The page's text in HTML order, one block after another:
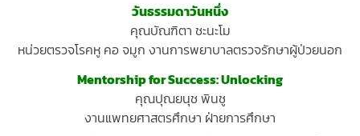
วันธรรมดาวันหนึ่ง
คุณบัณฑิตา ชะนะโม
หน่วยตรวจโรคหู คอ จมูก งานการพยาบาลตรวจรักษาผู้ป่วยนอก
Mentorship for Success: Unlocking
คุณปุณยนุช พินชู
งานแพทยศาสตรศึกษา ฝ่ายการศึกษา